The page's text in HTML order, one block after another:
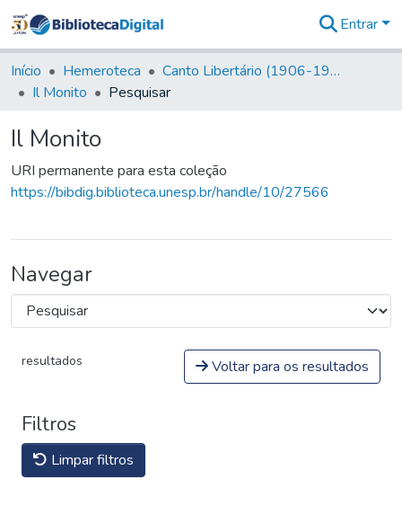
&
Coleções
Estatísticas
Entrar
Início Hemeroteca
Canto Libertário (1906-1995)
Il Monito
Pesquisar
Il Monito
URI permanente para esta coleção
https://bibdig.biblioteca.unesp.br/handle/10/27566
Navegar
resultados Voltar para os resultados
Filtros
Limpar filtros